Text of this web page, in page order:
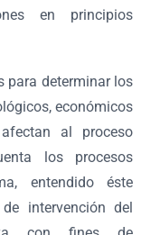
en principios
para determinar los
económicos
al proceso
los procesos
entendido éste
intervención del